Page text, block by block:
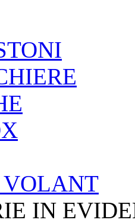
IN